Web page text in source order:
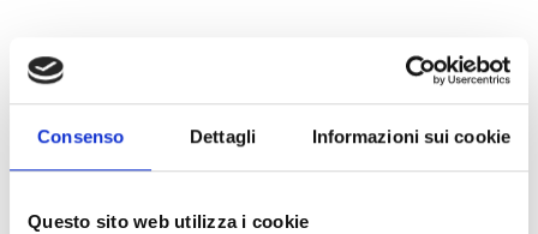
Consenso Dettagli Informazioni sui cookie
Questo sito web utilizza i cookie